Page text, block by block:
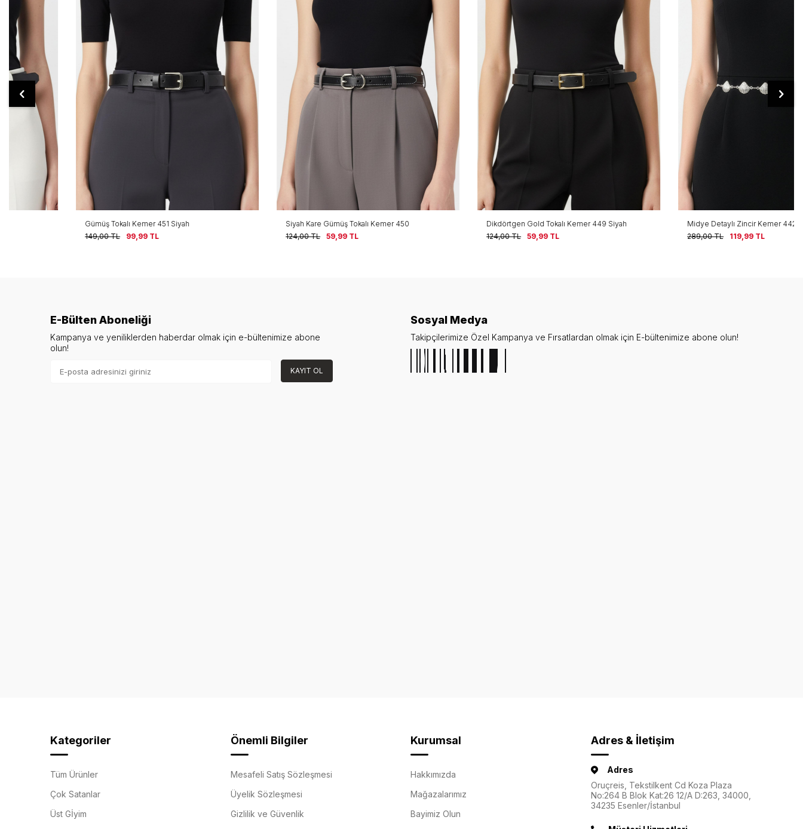
Gümüş Tokalı Kemer 451 Siyah
TL
Siyah Kare Gümüş Tokalı Kemer 450
TL
Dikdörtgen Gold Tokalı Kemer 449 Siyah
TL
Midye Detaylı Zincir Kemer 442 Gümüş
TL
E-Bülten Aboneliği
Kampanya ve yeniliklerden haberdar olmak için e-bültenimize abone
olun!
KAYIT OL
Sosyal Medya
Takipçilerimize Özel Kampanya ve Fırsatlardan olmak için E-bültenimize abone olun!
Kategoriler
Tüm Ürünler
Çok Satanlar
Üst Gİyim
Önemli Bilgiler
Mesafeli Satış Sözleşmesi
Üyelik Sözleşmesi
Gizlilik ve Güvenlik
Kurumsal
Hakkımızda
Mağazalarımız
Bayimiz Olun
Adres & İletişim
Adres
Oruçreis, Tekstilkent Cd Koza Plaza
No:264 B Blok Kat:26 12/A D:263, 34000,
34235 Esenler/İstanbul